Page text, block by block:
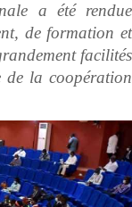
a été rendue
de formation et
facilités
de la coopération